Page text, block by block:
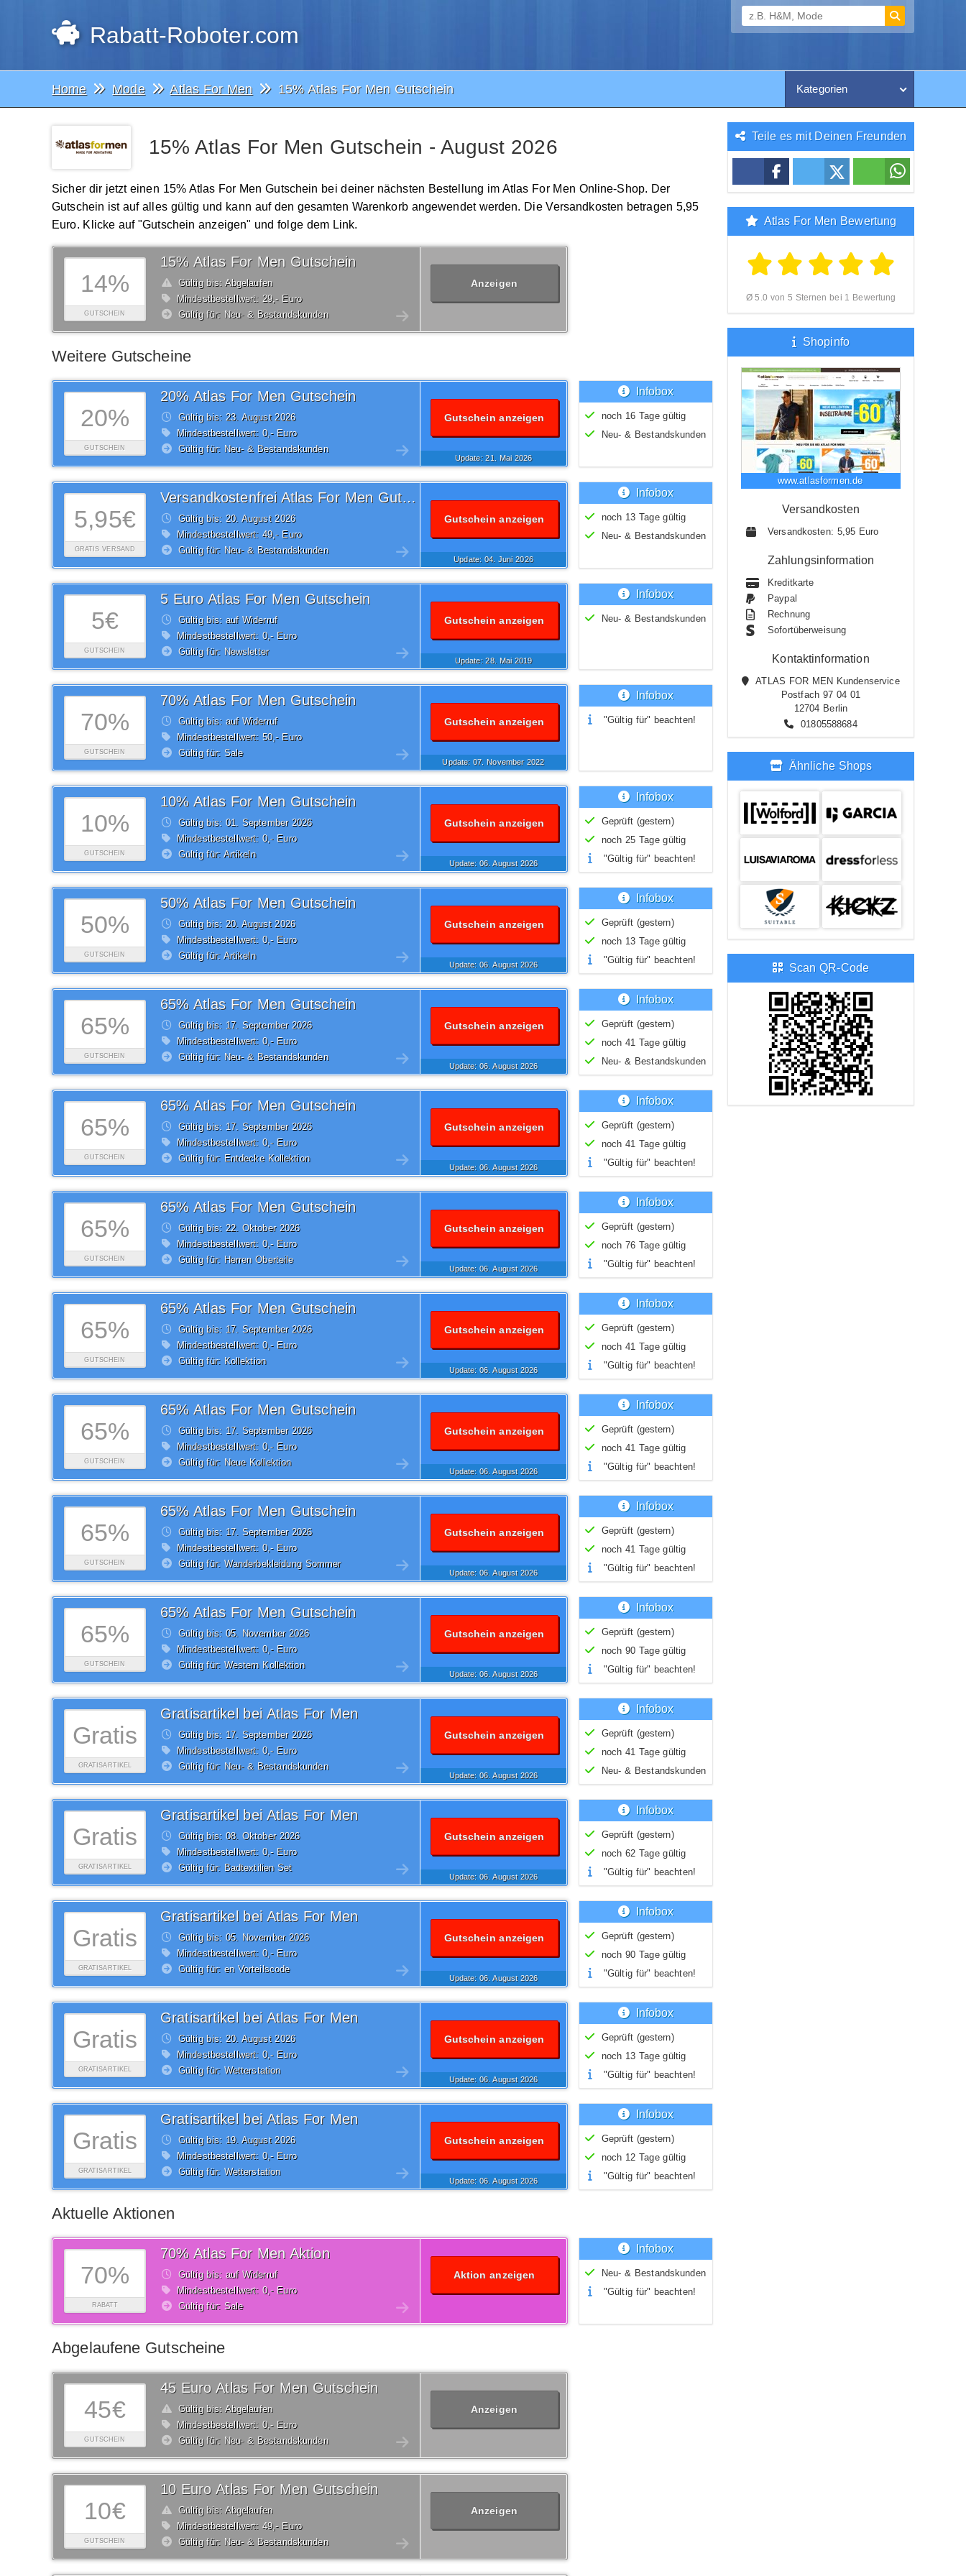
Rabatt-Roboter.com
Home Mode Atlas For Men 15% Atlas For Men Gutschein Kategorien
15% Atlas For Men Gutschein - August 2026
Sicher dir jetzt einen 15% Atlas For Men Gutschein bei deiner nächsten Bestellung im Atlas For Men Online-Shop. Der
Gutschein ist auf alles gültig und kann auf den gesamten Warenkorb angewendet werden. Die Versandkosten betragen 5,95
Euro. Klicke auf "Gutschein anzeigen" und folge dem Link.
14%
GUTSCHEIN
15% Atlas For Men Gutschein
Gültig bis: Abgelaufen
Mindestbestellwert: 29,- Euro
Gültig für: Neu- & Bestandskunden
Anzeigen
Weitere Gutscheine
20%
GUTSCHEIN
20% Atlas For Men Gutschein
Gültig bis: 23. August2026
Mindestbestellwert: 0,- Euro
Gültig für: Neu- & Bestandskunden
Gutschein anzeigen
Update: 21. Mai2026
Infobox
noch 16 Tage gültig
Neu- & Bestandskunden
5,95€
GRATIS VERSAND
Versandkostenfrei Atlas For Men Gutschein
Gültig bis: 20. August2026
Mindestbestellwert: 49,- Euro
Gültig für: Neu- & Bestandskunden
Gutschein anzeigen
Update: 04.Juni2026
Infobox
noch 13 Tage gültig
Neu- & Bestandskunden
5€
GUTSCHEIN
5 Euro Atlas For Men Gutschein
Gültig bis: auf Widerruf
Mindestbestellwert: 0,- Euro
Gültig für: Newsletter
Gutschein anzeigen
Update: 28. Mai2019
Infobox
Neu- & Bestandskunden
70%
GUTSCHEIN
70% Atlas For Men Gutschein
Gültig bis: auf Widerruf
Mindestbestellwert: 50,- Euro
Gültig für: Sale
Gutschein anzeigen
Update: 07. November2022
Infobox
"Gültig für" beachten!
10%
GUTSCHEIN
10% Atlas For Men Gutschein
Gültig bis: 01. September2026
Mindestbestellwert: 0,- Euro
Gültig für: Artikeln
Gutschein anzeigen
Update: 06.August2026
Infobox
Geprüft (gestern)
noch 25 Tage gültig
"Gültig für" beachten!
50%
GUTSCHEIN
50% Atlas For Men Gutschein
Gültig bis: 20. August2026
Mindestbestellwert: 0,- Euro
Gültig für: Artikeln
Gutschein anzeigen
Update: 06.August2026
Infobox
Geprüft (gestern)
noch 13 Tage gültig
"Gültig für" beachten!
65%
GUTSCHEIN
65% Atlas For Men Gutschein
Gültig bis: 17. September2026
Mindestbestellwert: 0,- Euro
Gültig für: Neu- & Bestandskunden
Gutschein anzeigen
Update: 06.August2026
Infobox
Geprüft (gestern)
noch 41 Tage gültig
Neu- & Bestandskunden
65%
GUTSCHEIN
65% Atlas For Men Gutschein
Gültig bis: 17. September2026
Mindestbestellwert: 0,- Euro
Gültig für: Entdecke Kollektion
Gutschein anzeigen
Update: 06.August2026
Infobox
Geprüft (gestern)
noch 41 Tage gültig
"Gültig für" beachten!
65%
GUTSCHEIN
65% Atlas For Men Gutschein
Gültig bis: 22. Oktober2026
Mindestbestellwert: 0,- Euro
Gültig für: Herren Oberteile
Gutschein anzeigen
Update: 06.August2026
Infobox
Geprüft (gestern)
noch 76 Tage gültig
"Gültig für" beachten!
65%
GUTSCHEIN
65% Atlas For Men Gutschein
Gültig bis: 17. September2026
Mindestbestellwert: 0,- Euro
Gültig für: Kollektion
Gutschein anzeigen
Update: 06.August2026
Infobox
Geprüft (gestern)
noch 41 Tage gültig
"Gültig für" beachten!
65%
GUTSCHEIN
65% Atlas For Men Gutschein
Gültig bis: 17. September2026
Mindestbestellwert: 0,- Euro
Gültig für: Neue Kollektion
Gutschein anzeigen
Update: 06.August2026
Infobox
Geprüft (gestern)
noch 41 Tage gültig
"Gültig für" beachten!
65%
GUTSCHEIN
65% Atlas For Men Gutschein
Gültig bis: 17. September2026
Mindestbestellwert: 0,- Euro
Gültig für: Wanderbekleidung Sommer
Gutschein anzeigen
Update: 06.August2026
Infobox
Geprüft (gestern)
noch 41 Tage gültig
"Gültig für" beachten!
65%
GUTSCHEIN
65% Atlas For Men Gutschein
Gültig bis: 05. November2026
Mindestbestellwert: 0,- Euro
Gültig für: Western Kollektion
Gutschein anzeigen
Update: 06.August2026
Infobox
Geprüft (gestern)
noch 90 Tage gültig
"Gültig für" beachten!
Gratis
GRATISARTIKEL
Gratisartikel bei Atlas For Men
Gültig bis: 17. September2026
Mindestbestellwert: 0,- Euro
Gültig für: Neu- & Bestandskunden
Gutschein anzeigen
Update: 06.August2026
Infobox
Geprüft (gestern)
noch 41 Tage gültig
Neu- & Bestandskunden
Gratis
GRATISARTIKEL
Gratisartikel bei Atlas For Men
Gültig bis: 08. Oktober2026
Mindestbestellwert: 0,- Euro
Gültig für: Badtextilien Set
Gutschein anzeigen
Update: 06.August2026
Infobox
Geprüft (gestern)
noch 62 Tage gültig
"Gültig für" beachten!
Gratis
GRATISARTIKEL
Gratisartikel bei Atlas For Men
Gültig bis: 05. November2026
Mindestbestellwert: 0,- Euro
Gültig für: en Vorteilscode
Gutschein anzeigen
Update: 06.August2026
Infobox
Geprüft (gestern)
noch 90 Tage gültig
"Gültig für" beachten!
Gratis
GRATISARTIKEL
Gratisartikel bei Atlas For Men
Gültig bis: 20. August2026
Mindestbestellwert: 0,- Euro
Gültig für: Wetterstation
Gutschein anzeigen
Update: 06.August2026
Infobox
Geprüft (gestern)
noch 13 Tage gültig
"Gültig für" beachten!
Gratis
GRATISARTIKEL
Gratisartikel bei Atlas For Men
Gültig bis: 19. August2026
Mindestbestellwert: 0,- Euro
Gültig für: Wetterstation
Gutschein anzeigen
Update: 06.August2026
Infobox
Geprüft (gestern)
noch 12 Tage gültig
"Gültig für" beachten!
Aktuelle Aktionen
70%
RABATT
70% Atlas For Men Aktion
Gültig bis: auf Widerruf
Mindestbestellwert: 0,- Euro
Gültig für: Sale
Aktion anzeigen
Infobox
Neu- & Bestandskunden
"Gültig für" beachten!
Abgelaufene Gutscheine
45€
GUTSCHEIN
45 Euro Atlas For Men Gutschein
Gültig bis: Abgelaufen
Mindestbestellwert: 0,- Euro
Gültig für: Neu- & Bestandskunden
Anzeigen
10€
GUTSCHEIN
10 Euro Atlas For Men Gutschein
Gültig bis: Abgelaufen
Mindestbestellwert: 49,- Euro
Gültig für: Neu- & Bestandskunden
Anzeigen
Teile es mit Deinen Freunden
Atlas For Men Bewertung
Ø 5.0 von 5 Sternen bei 1 Bewertung
Shopinfo
www.atlasformen.de
Versandkosten
Versandkosten: 5,95 Euro
Zahlungsinformation
Kreditkarte
Paypal
Rechnung
Sofortüberweisung
Kontaktinformation
ATLAS FOR MEN Kundenservice
Postfach 97 04 01
12704 Berlin
01805588684
Ähnliche Shops
Scan QR-Code